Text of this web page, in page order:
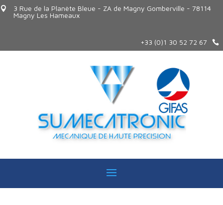

3 Rue de la Planète Bleue - ZA de Magny Gomberville - 78114
Magny Les Hameaux

+33 (0)1 30 52 72 67